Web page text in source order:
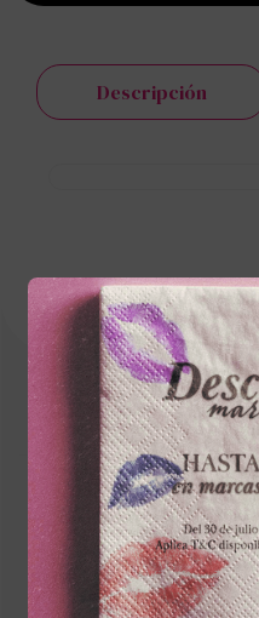
Descripción
Por favor, inicia